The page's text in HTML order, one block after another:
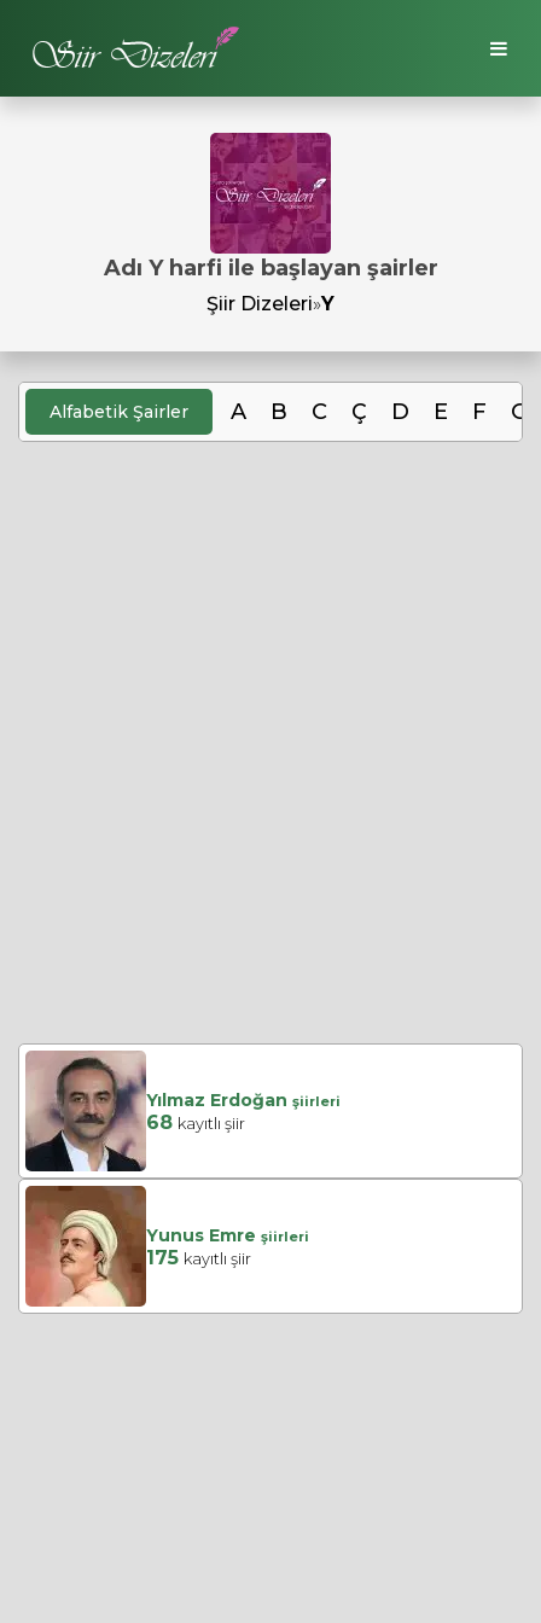
Adı Y harfi ile başlayan şairler
Şiir Dizeleri»Y
Alfabetik Şairler A B C Ç D E F G
Yılmaz Erdoğan şiirleri
68 kayıtlı şiir
Yunus Emre şiirleri
175 kayıtlı şiir